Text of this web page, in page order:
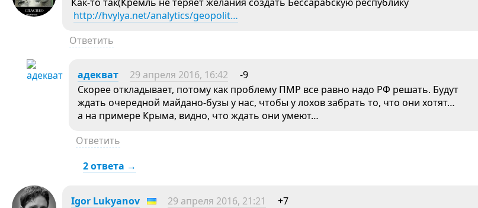
http://hvylya.net/analytics/geopolit…
Ответить
адекват 29 апреля 2016, 16:42
-9
Скорее откладывает, потому как проблему ПМР все равно надо РФ решать. Будут
ждать очередной майдано-бузы у нас, чтобы у лохов забрать то, что они хотят…
а на примере Крыма, видно, что ждать они умеют…
Ответить
2 ответа →
Igor Lukyanov 29 апреля 2016, 21:21
+7